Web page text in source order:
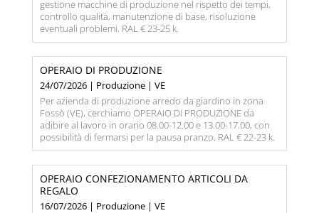
gestione macchine di produzione nel rispetto dei tempi,
controllo qualità, manutenzione di base, risoluzione
eventuali problemi. RAL € 23-25 k.
OPERAIO DI PRODUZIONE
24/07/2026 | Produzione | VE
Per azienda di produzione arredo da giardino in zona
Fossò (VE), cerchiamo OPERAIO DI PRODUZIONE da
adibire al lavoro in orario 08.00-12.00 e 13.00-17.00, con
possibilità di fermarsi per la pausa pranzo. RAL € 22-23 k.
OPERAIO CONFEZIONAMENTO ARTICOLI DA
REGALO
16/07/2026 | Produzione | VE